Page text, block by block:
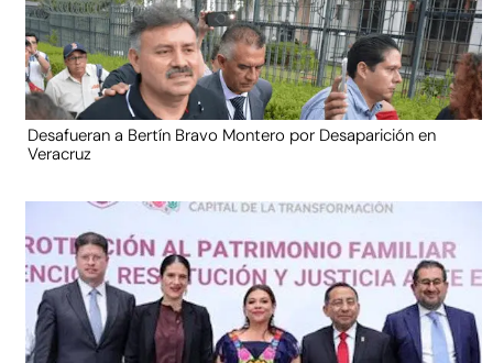
Desafueran a Bertín Bravo Montero por Desaparición en
Veracruz